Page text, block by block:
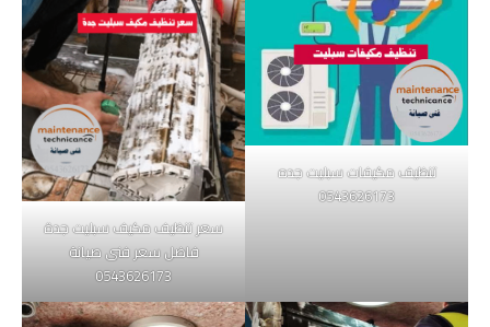
تنظيف مكيفات سبليت جده
0543626173
سعر تنظيف مكيف سبليت جدة
فاضل سعر فنى صيانة
0543626173